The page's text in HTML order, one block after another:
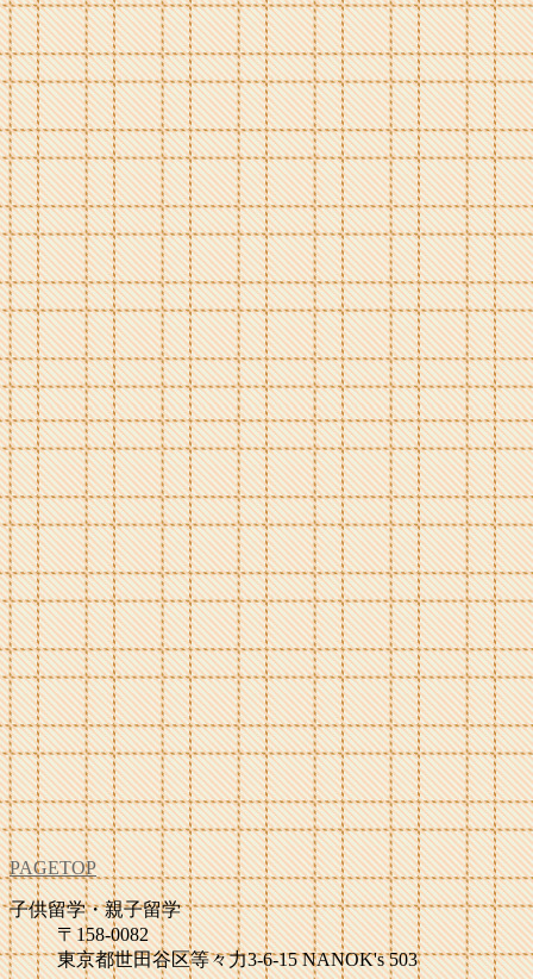
PAGETOP
子供留学・親子留学
〒158-0082
東京都世田谷区等々力3-6-15 NANOK's 503